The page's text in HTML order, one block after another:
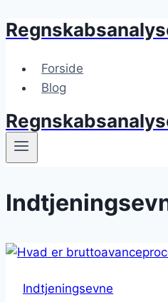
Skip
contentForside
Blog
Indtjeningsevne